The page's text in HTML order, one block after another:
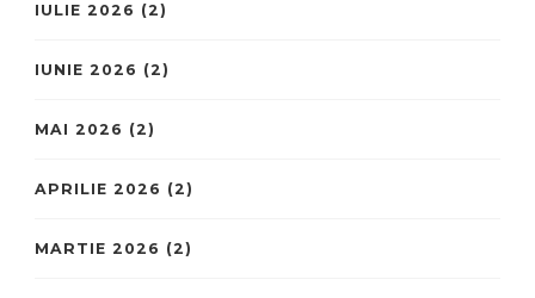
IULIE 2026 (2)
IUNIE 2026 (2)
MAI 2026 (2)
APRILIE 2026 (2)
MARTIE 2026 (2)